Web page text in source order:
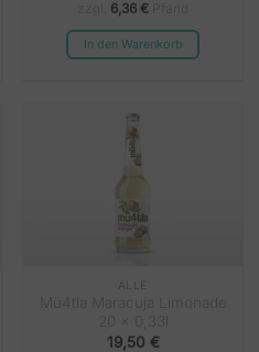
6,36 €
In den Warenkorb
ALLE
19,50 €